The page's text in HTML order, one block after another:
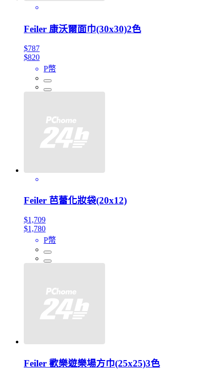
Feiler 康沃爾面巾(30x30)2色
$787
$820
P幣
Feiler 芭蕾化妝袋(20x12)
$1,709
$1,780
P幣
Feiler 歡樂遊樂場方巾(25x25)3色